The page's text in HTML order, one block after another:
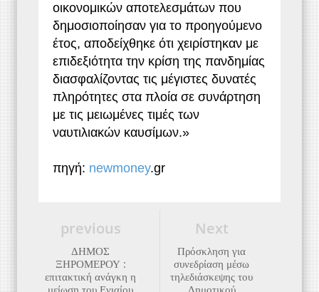
οικονομικών αποτελεσμάτων που
δημοσιοποίησαν για το προηγούμενο
έτος, αποδείχθηκε ότι χειρίστηκαν με
επιδεξιότητα την κρίση της πανδημίας
διασφαλίζοντας τις μέγιστες δυνατές
πληρότητες στα πλοία σε συνάρτηση
με τις μειωμένες τιμές των
ναυτιλιακών καυσίμων.»
πηγή: newmoney.gr
Next
Πρόσκληση για
συνεδρίαση μέσω
τηλεδιάσκεψης του
previous
ΔΗΜΟΣ
ΞΗΡΟΜΕΡΟΥ :
επιτακτική ανάγκη η